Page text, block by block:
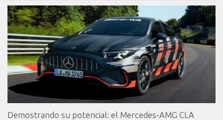
Demostrando su potencial: el Mercedes-AMG CLA